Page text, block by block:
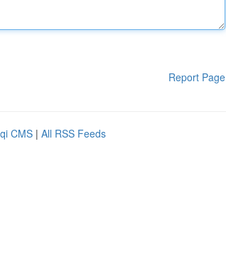
Report Page
CMS | All RSS Feeds